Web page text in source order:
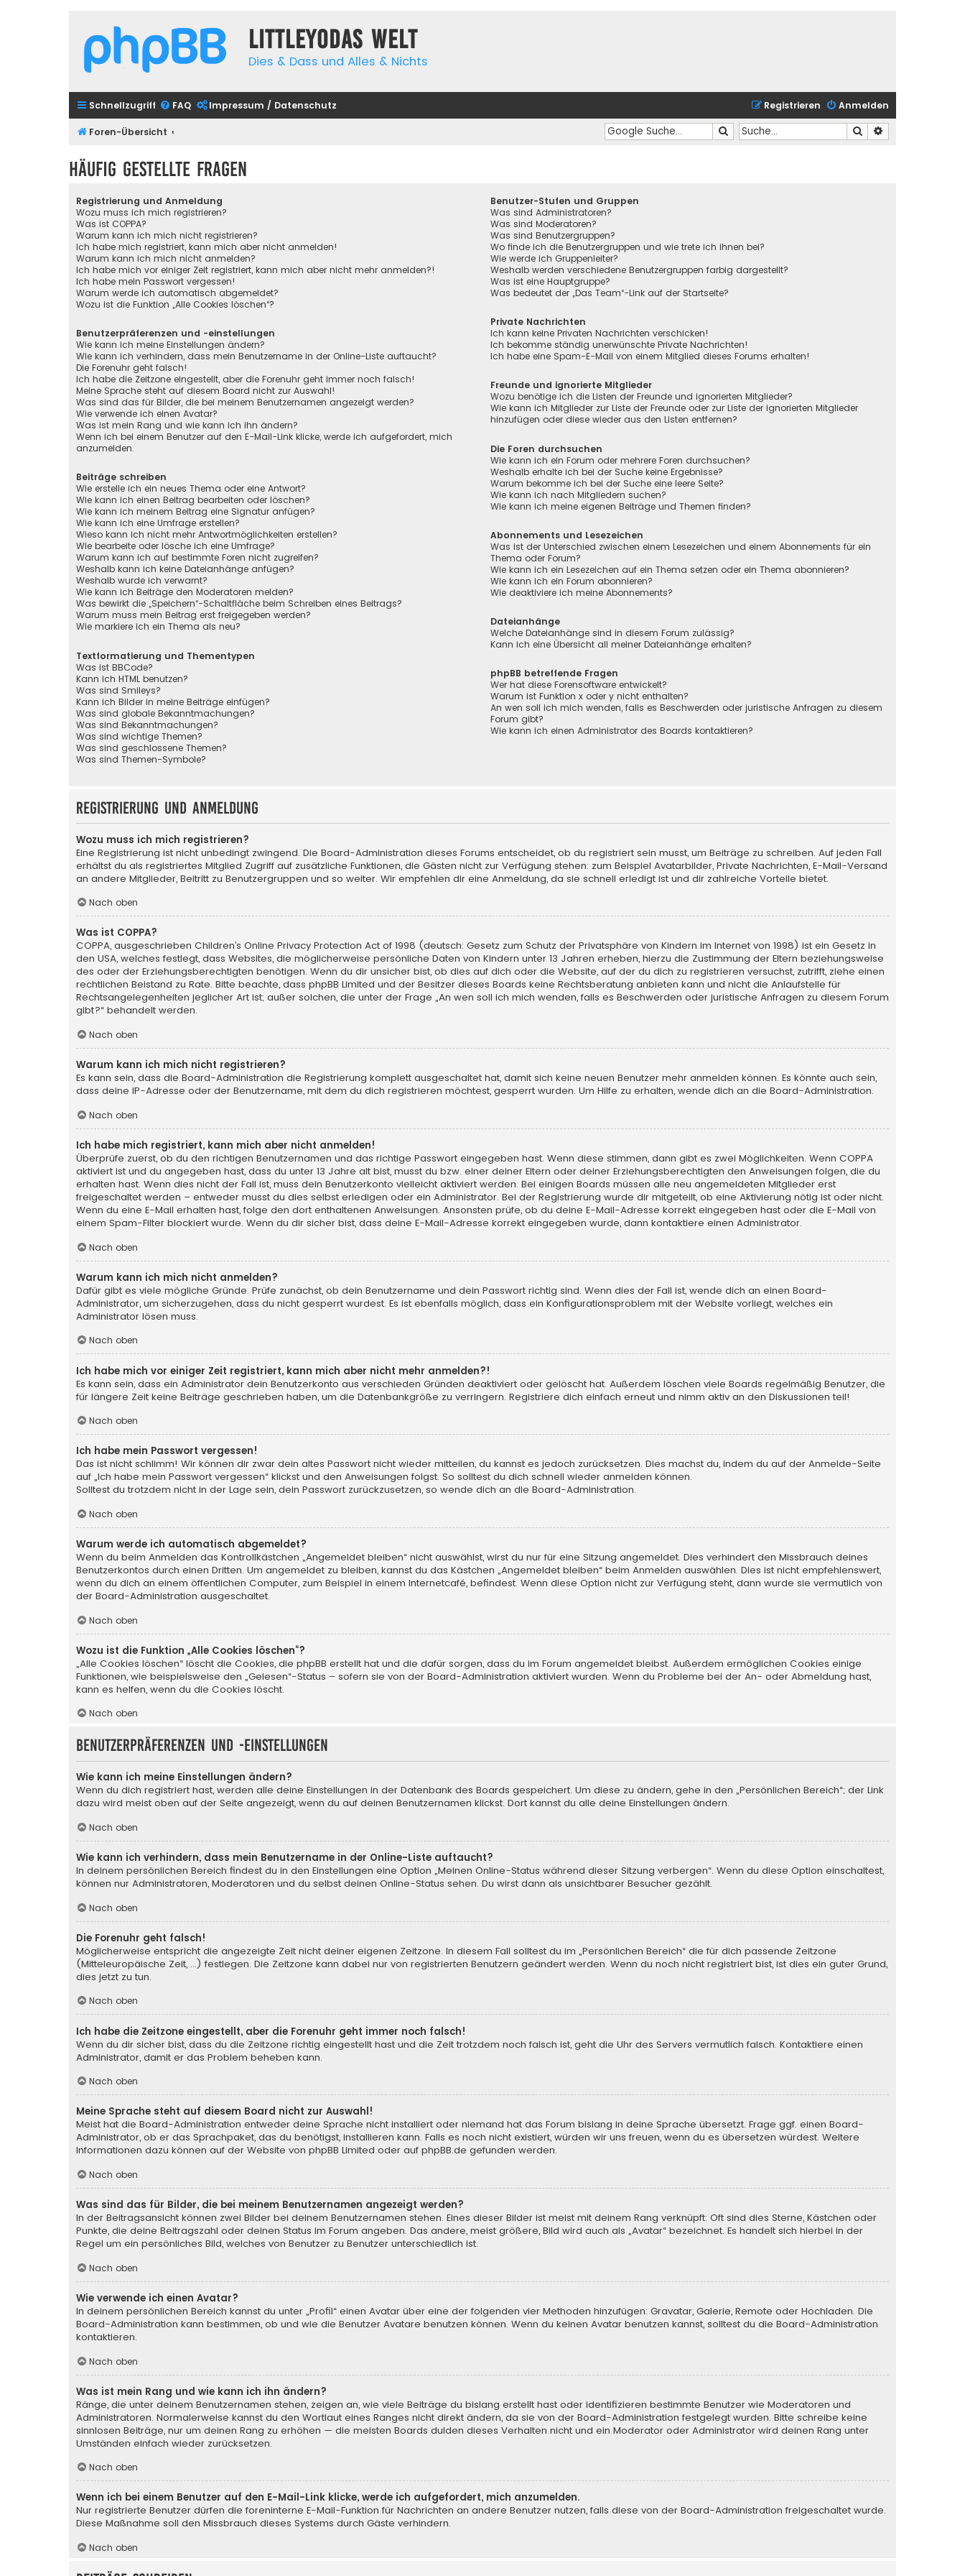
Littleyodas Welt
Dies & Dass und Alles & Nichts
Schnellzugriff FAQ Impressum / Datenschutz Anmelden
Registrieren
Foren-Übersicht Suche
Suche
Häufig gestellte Fragen
Registrierung und Anmeldung
Wozu muss ich mich registrieren?
Was ist COPPA?
Warum kann ich mich nicht registrieren?
Ich habe mich registriert, kann mich aber nicht anmelden!
Warum kann ich mich nicht anmelden?
Ich habe mich vor einiger Zeit registriert, kann mich aber nicht mehr anmelden?!
Ich habe mein Passwort vergessen!
Warum werde ich automatisch abgemeldet?
Wozu ist die Funktion „Alle Cookies löschen“?
Benutzerpräferenzen und -einstellungen
Wie kann ich meine Einstellungen ändern?
Wie kann ich verhindern, dass mein Benutzername in der Online-Liste auftaucht?
Die Forenuhr geht falsch!
Ich habe die Zeitzone eingestellt, aber die Forenuhr geht immer noch falsch!
Meine Sprache steht auf diesem Board nicht zur Auswahl!
Was sind das für Bilder, die bei meinem Benutzernamen angezeigt werden?
Wie verwende ich einen Avatar?
Was ist mein Rang und wie kann ich ihn ändern?
Wenn ich bei einem Benutzer auf den E-Mail-Link klicke, werde ich aufgefordert, mich
anzumelden.
Beiträge schreiben
Wie erstelle ich ein neues Thema oder eine Antwort?
Wie kann ich einen Beitrag bearbeiten oder löschen?
Wie kann ich meinem Beitrag eine Signatur anfügen?
Wie kann ich eine Umfrage erstellen?
Wieso kann ich nicht mehr Antwortmöglichkeiten erstellen?
Wie bearbeite oder lösche ich eine Umfrage?
Warum kann ich auf bestimmte Foren nicht zugreifen?
Weshalb kann ich keine Dateianhänge anfügen?
Weshalb wurde ich verwarnt?
Wie kann ich Beiträge den Moderatoren melden?
Was bewirkt die „Speichern“-Schaltfläche beim Schreiben eines Beitrags?
Warum muss mein Beitrag erst freigegeben werden?
Wie markiere ich ein Thema als neu?
Textformatierung und Thementypen
Was ist BBCode?
Kann ich HTML benutzen?
Was sind Smileys?
Kann ich Bilder in meine Beiträge einfügen?
Was sind globale Bekanntmachungen?
Was sind Bekanntmachungen?
Was sind wichtige Themen?
Was sind geschlossene Themen?
Was sind Themen-Symbole?
Benutzer-Stufen und Gruppen
Was sind Administratoren?
Was sind Moderatoren?
Was sind Benutzergruppen?
Wo finde ich die Benutzergruppen und wie trete ich ihnen bei?
Wie werde ich Gruppenleiter?
Weshalb werden verschiedene Benutzergruppen farbig dargestellt?
Was ist eine Hauptgruppe?
Was bedeutet der „Das Team“-Link auf der Startseite?
Private Nachrichten
Ich kann keine Privaten Nachrichten verschicken!
Ich bekomme ständig unerwünschte Private Nachrichten!
Ich habe eine Spam-E-Mail von einem Mitglied dieses Forums erhalten!
Freunde und ignorierte Mitglieder
Wozu benötige ich die Listen der Freunde und ignorierten Mitglieder?
Wie kann ich Mitglieder zur Liste der Freunde oder zur Liste der ignorierten Mitglieder
hinzufügen oder diese wieder aus den Listen entfernen?
Die Foren durchsuchen
Wie kann ich ein Forum oder mehrere Foren durchsuchen?
Weshalb erhalte ich bei der Suche keine Ergebnisse?
Warum bekomme ich bei der Suche eine leere Seite?
Wie kann ich nach Mitgliedern suchen?
Wie kann ich meine eigenen Beiträge und Themen finden?
Abonnements und Lesezeichen
Was ist der Unterschied zwischen einem Lesezeichen und einem Abonnements für ein
Thema oder Forum?
Wie kann ich ein Lesezeichen auf ein Thema setzen oder ein Thema abonnieren?
Wie kann ich ein Forum abonnieren?
Wie deaktiviere ich meine Abonnements?
Dateianhänge
Welche Dateianhänge sind in diesem Forum zulässig?
Kann ich eine Übersicht all meiner Dateianhänge erhalten?
phpBB betreffende Fragen
Wer hat diese Forensoftware entwickelt?
Warum ist Funktion x oder y nicht enthalten?
An wen soll ich mich wenden, falls es Beschwerden oder juristische Anfragen zu diesem
Forum gibt?
Wie kann ich einen Administrator des Boards kontaktieren?
Registrierung und Anmeldung
Wozu muss ich mich registrieren?
Eine Registrierung ist nicht unbedingt zwingend. Die Board-Administration dieses Forums entscheidet, ob du registriert sein musst, um Beiträge zu schreiben. Auf jeden Fall
erhältst du als registriertes Mitglied Zugriff auf zusätzliche Funktionen, die Gästen nicht zur Verfügung stehen: zum Beispiel Avatarbilder, Private Nachrichten, E-Mail-Versand
an andere Mitglieder, Beitritt zu Benutzergruppen und so weiter. Wir empfehlen dir eine Anmeldung, da sie schnell erledigt ist und dir zahlreiche Vorteile bietet.
Nach oben
Was ist COPPA?
COPPA, ausgeschrieben Children’s Online Privacy Protection Act of 1998 (deutsch: Gesetz zum Schutz der Privatsphäre von Kindern im Internet von 1998) ist ein Gesetz in
den USA, welches festlegt, dass Websites, die möglicherweise persönliche Daten von Kindern unter 13 Jahren erheben, hierzu die Zustimmung der Eltern beziehungsweise
des oder der Erziehungsberechtigten benötigen. Wenn du dir unsicher bist, ob dies auf dich oder die Website, auf der du dich zu registrieren versuchst, zutrifft, ziehe einen
rechtlichen Beistand zu Rate. Bitte beachte, dass phpBB Limited und der Besitzer dieses Boards keine Rechtsberatung anbieten kann und nicht die Anlaufstelle für
Rechtsangelegenheiten jeglicher Art ist; außer solchen, die unter der Frage „An wen soll ich mich wenden, falls es Beschwerden oder juristische Anfragen zu diesem Forum
gibt?“ behandelt werden.
Nach oben
Warum kann ich mich nicht registrieren?
Es kann sein, dass die Board-Administration die Registrierung komplett ausgeschaltet hat, damit sich keine neuen Benutzer mehr anmelden können. Es könnte auch sein,
dass deine IP-Adresse oder der Benutzername, mit dem du dich registrieren möchtest, gesperrt wurden. Um Hilfe zu erhalten, wende dich an die Board-Administration.
Nach oben
Ich habe mich registriert, kann mich aber nicht anmelden!
Überprüfe zuerst, ob du den richtigen Benutzernamen und das richtige Passwort eingegeben hast. Wenn diese stimmen, dann gibt es zwei Möglichkeiten. Wenn COPPA
aktiviert ist und du angegeben hast, dass du unter 13 Jahre alt bist, musst du bzw. einer deiner Eltern oder deiner Erziehungsberechtigten den Anweisungen folgen, die du
erhalten hast. Wenn dies nicht der Fall ist, muss dein Benutzerkonto vielleicht aktiviert werden. Bei einigen Boards müssen alle neu angemeldeten Mitglieder erst
freigeschaltet werden – entweder musst du dies selbst erledigen oder ein Administrator. Bei der Registrierung wurde dir mitgeteilt, ob eine Aktivierung nötig ist oder nicht.
Wenn du eine E-Mail erhalten hast, folge den dort enthaltenen Anweisungen. Ansonsten prüfe, ob du deine E-Mail-Adresse korrekt eingegeben hast oder die E-Mail von
einem Spam-Filter blockiert wurde. Wenn du dir sicher bist, dass deine E-Mail-Adresse korrekt eingegeben wurde, dann kontaktiere einen Administrator.
Nach oben
Warum kann ich mich nicht anmelden?
Dafür gibt es viele mögliche Gründe. Prüfe zunächst, ob dein Benutzername und dein Passwort richtig sind. Wenn dies der Fall ist, wende dich an einen Board-
Administrator, um sicherzugehen, dass du nicht gesperrt wurdest. Es ist ebenfalls möglich, dass ein Konfigurationsproblem mit der Website vorliegt, welches ein
Administrator lösen muss.
Nach oben
Ich habe mich vor einiger Zeit registriert, kann mich aber nicht mehr anmelden?!
Es kann sein, dass ein Administrator dein Benutzerkonto aus verschieden Gründen deaktiviert oder gelöscht hat. Außerdem löschen viele Boards regelmäßig Benutzer, die
für längere Zeit keine Beiträge geschrieben haben, um die Datenbankgröße zu verringern. Registriere dich einfach erneut und nimm aktiv an den Diskussionen teil!
Nach oben
Ich habe mein Passwort vergessen!
Das ist nicht schlimm! Wir können dir zwar dein altes Passwort nicht wieder mitteilen, du kannst es jedoch zurücksetzen. Dies machst du, indem du auf der Anmelde-Seite
auf „Ich habe mein Passwort vergessen“ klickst und den Anweisungen folgst. So solltest du dich schnell wieder anmelden können.
Solltest du trotzdem nicht in der Lage sein, dein Passwort zurückzusetzen, so wende dich an die Board-Administration.
Nach oben
Warum werde ich automatisch abgemeldet?
Wenn du beim Anmelden das Kontrollkästchen „Angemeldet bleiben“ nicht auswählst, wirst du nur für eine Sitzung angemeldet. Dies verhindert den Missbrauch deines
Benutzerkontos durch einen Dritten. Um angemeldet zu bleiben, kannst du das Kästchen „Angemeldet bleiben“ beim Anmelden auswählen. Dies ist nicht empfehlenswert,
wenn du dich an einem öffentlichen Computer, zum Beispiel in einem Internetcafé, befindest. Wenn diese Option nicht zur Verfügung steht, dann wurde sie vermutlich von
der Board-Administration ausgeschaltet.
Nach oben
Wozu ist die Funktion „Alle Cookies löschen“?
„Alle Cookies löschen“ löscht die Cookies, die phpBB erstellt hat und die dafür sorgen, dass du im Forum angemeldet bleibst. Außerdem ermöglichen Cookies einige
Funktionen, wie beispielsweise den „Gelesen“-Status – sofern sie von der Board-Administration aktiviert wurden. Wenn du Probleme bei der An- oder Abmeldung hast,
kann es helfen, wenn du die Cookies löscht.
Nach oben
Benutzerpräferenzen und -einstellungen
Wie kann ich meine Einstellungen ändern?
Wenn du dich registriert hast, werden alle deine Einstellungen in der Datenbank des Boards gespeichert. Um diese zu ändern, gehe in den „Persönlichen Bereich“; der Link
dazu wird meist oben auf der Seite angezeigt, wenn du auf deinen Benutzernamen klickst. Dort kannst du alle deine Einstellungen ändern.
Nach oben
Wie kann ich verhindern, dass mein Benutzername in der Online-Liste auftaucht?
In deinem persönlichen Bereich findest du in den Einstellungen eine Option „Meinen Online-Status während dieser Sitzung verbergen“. Wenn du diese Option einschaltest,
können nur Administratoren, Moderatoren und du selbst deinen Online-Status sehen. Du wirst dann als unsichtbarer Besucher gezählt.
Nach oben
Die Forenuhr geht falsch!
Möglicherweise entspricht die angezeigte Zeit nicht deiner eigenen Zeitzone. In diesem Fall solltest du im „Persönlichen Bereich“ die für dich passende Zeitzone
(Mitteleuropäische Zeit, ...) festlegen. Die Zeitzone kann dabei nur von registrierten Benutzern geändert werden. Wenn du noch nicht registriert bist, ist dies ein guter Grund,
dies jetzt zu tun.
Nach oben
Ich habe die Zeitzone eingestellt, aber die Forenuhr geht immer noch falsch!
Wenn du dir sicher bist, dass du die Zeitzone richtig eingestellt hast und die Zeit trotzdem noch falsch ist, geht die Uhr des Servers vermutlich falsch. Kontaktiere einen
Administrator, damit er das Problem beheben kann.
Nach oben
Meine Sprache steht auf diesem Board nicht zur Auswahl!
Meist hat die Board-Administration entweder deine Sprache nicht installiert oder niemand hat das Forum bislang in deine Sprache übersetzt. Frage ggf. einen Board-
Administrator, ob er das Sprachpaket, das du benötigst, installieren kann. Falls es noch nicht existiert, würden wir uns freuen, wenn du es übersetzen würdest. Weitere
Informationen dazu können auf der Website von phpBB Limited oder auf phpBB.de gefunden werden.
Nach oben
Was sind das für Bilder, die bei meinem Benutzernamen angezeigt werden?
In der Beitragsansicht können zwei Bilder bei deinem Benutzernamen stehen. Eines dieser Bilder ist meist mit deinem Rang verknüpft: Oft sind dies Sterne, Kästchen oder
Punkte, die deine Beitragszahl oder deinen Status im Forum angeben. Das andere, meist größere, Bild wird auch als „Avatar“ bezeichnet. Es handelt sich hierbei in der
Regel um ein persönliches Bild, welches von Benutzer zu Benutzer unterschiedlich ist.
Nach oben
Wie verwende ich einen Avatar?
In deinem persönlichen Bereich kannst du unter „Profil“ einen Avatar über eine der folgenden vier Methoden hinzufügen: Gravatar, Galerie, Remote oder Hochladen. Die
Board-Administration kann bestimmen, ob und wie die Benutzer Avatare benutzen können. Wenn du keinen Avatar benutzen kannst, solltest du die Board-Administration
kontaktieren.
Nach oben
Was ist mein Rang und wie kann ich ihn ändern?
Ränge, die unter deinem Benutzernamen stehen, zeigen an, wie viele Beiträge du bislang erstellt hast oder identifizieren bestimmte Benutzer wie Moderatoren und
Administratoren. Normalerweise kannst du den Wortlaut eines Ranges nicht direkt ändern, da sie von der Board-Administration festgelegt wurden. Bitte schreibe keine
sinnlosen Beiträge, nur um deinen Rang zu erhöhen — die meisten Boards dulden dieses Verhalten nicht und ein Moderator oder Administrator wird deinen Rang unter
Umständen einfach wieder zurücksetzen.
Nach oben
Wenn ich bei einem Benutzer auf den E-Mail-Link klicke, werde ich aufgefordert, mich anzumelden.
Nur registrierte Benutzer dürfen die foreninterne E-Mail-Funktion für Nachrichten an andere Benutzer nutzen, falls diese von der Board-Administration freigeschaltet wurde.
Diese Maßnahme soll den Missbrauch dieses Systems durch Gäste verhindern.
Nach oben